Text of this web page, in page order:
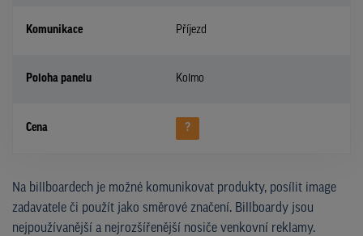
Komunikace Příjezd
Poloha panelu Kolmo
Cena ?
Na billboardech je možné komunikovat produkty, posílit image
zadavatele či použít jako směrové značení. Billboardy jsou
nejpoužívanější a nejrozšířenější nosiče venkovní reklamy.